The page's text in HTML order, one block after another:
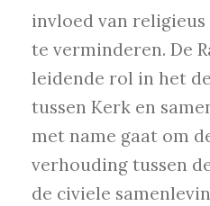
invloed van
te verminderen. De
leidende rol in het
tussen Kerk en
met name gaat om
verhouding tussen
de civiele